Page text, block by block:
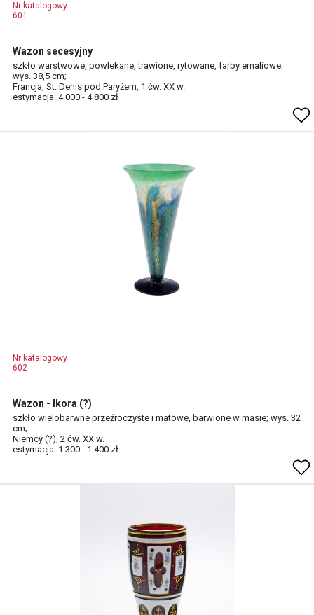
Nr katalogowy
601
Wazon secesyjny
szkło warstwowe, powlekane, trawione, rytowane, farby emaliowe;
wys. 38,5 cm;
Francja, St. Denis pod Paryżem, 1 ćw. XX w.
estymacja: 4 000 - 4 800 zł
Nr katalogowy
602
Wazon - Ikora (?)
szkło wielobarwne przeźroczyste i matowe, barwione w masie; wys. 32
cm;
Niemcy (?), 2 ćw. XX w.
estymacja: 1 300 - 1 400 zł